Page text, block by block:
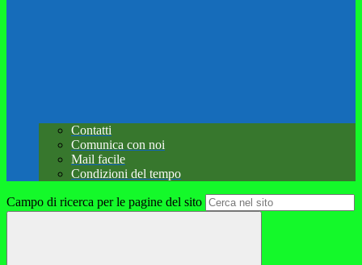
Contatti
Comunica con noi
Mail facile
Condizioni del tempo
Campo di ricerca per le pagine del sito